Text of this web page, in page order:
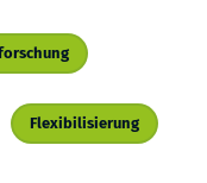
Flexibilisierung